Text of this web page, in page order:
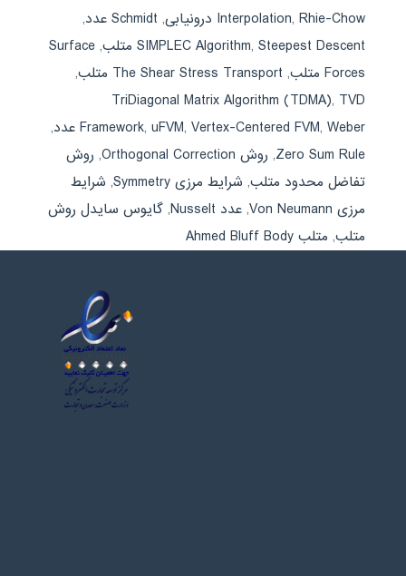
Interpolation,Rhie-Chow درونیابی , Schmidt عدد
,
SIMPLEC Algorithm,Steepest Descent متلب ,
Surface
Forces متلب
, The Shear Stress Transport متلب
,
TriDiagonal Matrix Algorithm (TDMA), TVD
Framework,uFVM,Vertex-Centered FVM,Weber عدد
,
Zero Sum Rule
, روش Orthogonal Correction , روش
تفاضل محدود متلب, شرایط مرزی Symmetry , شرایط
مرزی Von Neumann
, عدد Nusselt , گایوس سایدل روش
متلب, متلب Ahmed Bluff Body